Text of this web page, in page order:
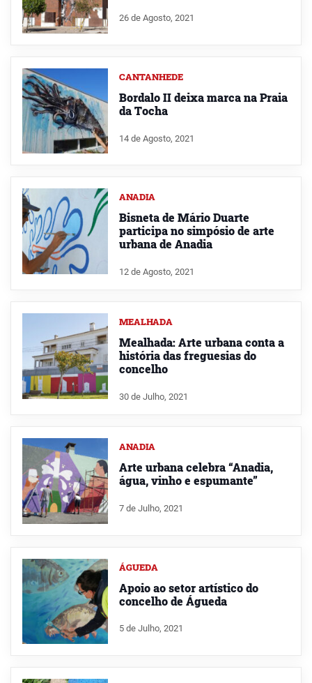
26 de Agosto, 2021
CANTANHEDE
Bordalo II deixa marca na Praia
da Tocha
14 de Agosto, 2021
ANADIA
Bisneta de Mário Duarte
participa no simpósio de arte
urbana de Anadia
12 de Agosto, 2021
MEALHADA
Mealhada: Arte urbana conta a
história das freguesias do
concelho
30 de Julho, 2021
ANADIA
Arte urbana celebra “Anadia,
água, vinho e espumante”
7 de Julho, 2021
ÁGUEDA
Apoio ao setor artístico do
concelho de Águeda
5 de Julho, 2021